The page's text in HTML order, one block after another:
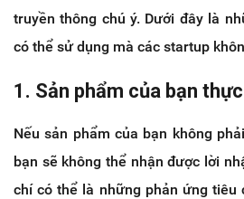
truyền thông chú ý. Dưới đây là
có thể sử dụng mà các startup
1. Sản phẩm của bạn
Nếu sản phẩm của bạn không
bạn sẽ không thể nhận được lời
chí có thể là những phản ứng tiêu